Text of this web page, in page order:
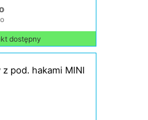
dostępny
pod. hakami MINI